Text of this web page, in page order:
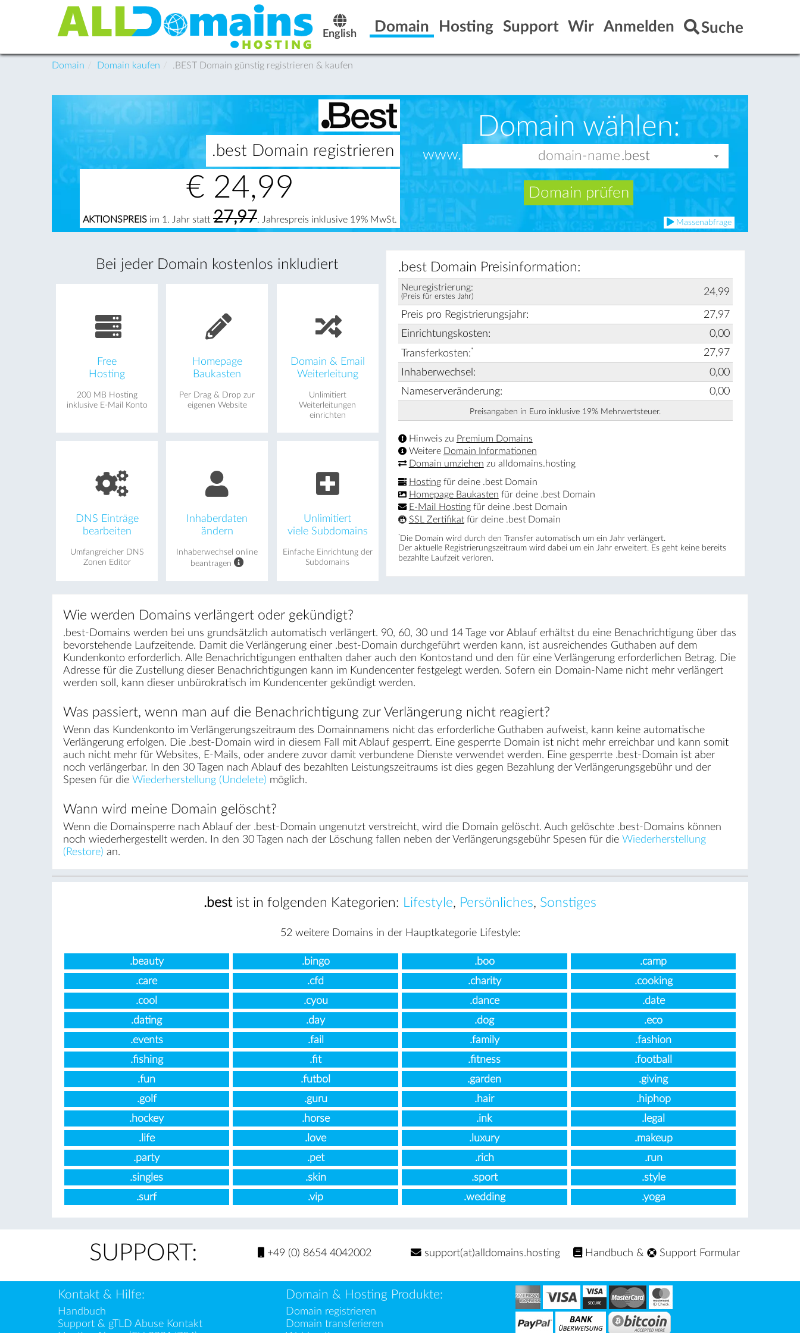
English Domain Hosting Support Wir Anmelden Suche
Domain Domain kaufen .BEST Domain günstig registrieren & kaufen
.best Domain registrieren
€ 24,99
AKTIONSPREIS im 1. Jahr statt 27,97. Jahrespreis inklusive 19% MwSt.
Domain wählen:
www.
Domain prüfen
Massenabfrage
Bei jeder Domain kostenlos inkludiert
Free
Hosting
200 MB Hosting
inklusive E-Mail Konto
Homepage
Baukasten
Per Drag & Drop zur
eigenen Website
Domain & Email
Weiterleitung
Unlimitiert
Weiterleitungen
einrichten
DNS Einträge
bearbeiten
Umfangreicher DNS
Zonen Editor
Inhaberdaten
ändern
Inhaberwechsel online
beantragen
Unlimitiert
viele Subdomains
Einfache Einrichtung der
Subdomains
.best Domain Preisinformation:
Neuregistrierung:
(Preis für erstes Jahr) 24,99
Preis pro Registrierungsjahr:
27,97
Einrichtungskosten:
0,00
Transferkosten:*
27,97
Inhaberwechsel:
0,00
Nameserveränderung:
0,00
Preisangaben in Euro inklusive 19% Mehrwertsteuer.
Hinweis zu Premium Domains
Weitere Domain Informationen
Domain umziehen zu alldomains.hosting
Hostingfür deine .best Domain
Homepage Baukasten für deine .best Domain
E-Mail Hostingfür deine .best Domain
SSL Zertifikatfür deine .best Domain
* Die Domain wird durch den Transfer automatisch um ein Jahr verlängert.
Der aktuelle Registrierungs­zeitraum wird dabei um ein Jahr erweitert. Es geht keine bereits
bezahlte Laufzeit verloren.
Wie werden Domains verlängert oder gekündigt?
.best-Domains werden bei uns grundsätzlich automatisch verlängert. 90, 60, 30 und 14 Tage vor Ablauf erhältst du eine Benachrichtigung über das
bevorstehende Laufzeitende. Damit die Verlängerung einer .best-Domain durchgeführt werden kann, ist ausreichendes Guthaben auf dem
Kundenkonto erforderlich. Alle Benachrichtigungen enthalten daher auch den Kontostand und den für eine Verlängerung erforderlichen Betrag. Die
Adresse für die Zustellung dieser Benachrichtigungen kann im Kundencenter festgelegt werden. Sofern ein Domain-Name nicht mehr verlängert
werden soll, kann dieser unbürokratisch im Kundencenter gekündigt werden.
Was passiert, wenn man auf die Benachrichtigung zur Verlängerung nicht reagiert?
Wenn das Kundenkonto im Verlängerungszeitraum des Domainnamens nicht das erforderliche Guthaben aufweist, kann keine automatische
Verlängerung erfolgen. Die .best-Domain wird in diesem Fall mit Ablauf gesperrt. Eine gesperrte Domain ist nicht mehr erreichbar und kann somit
auch nicht mehr für Websites, E-Mails, oder andere zuvor damit verbundene Dienste verwendet werden. Eine gesperrte .best-Domain ist aber
noch verlängerbar. In den 30 Tagen nach Ablauf des bezahlten Leistungszeitraums ist dies gegen Bezahlung der Verlängerungsgebühr und der
Spesen für die Wiederherstellung (Undelete) möglich.
Wann wird meine Domain gelöscht?
Wenn die Domainsperre nach Ablauf der .best-Domain ungenutzt verstreicht, wird die Domain gelöscht. Auch gelöschte .best-Domains können
noch wiederhergestellt werden. In den 30 Tagen nach der Löschung fallen neben der Verlängerungsgebühr Spesen für die Wiederherstellung
(Restore) an.
.bestist in folgenden Kategorien: Lifestyle, Persönliches, Sonstiges
52 weitere Domains in der Hauptkategorie Lifestyle:
.beauty .bingo .boo
.camp
.care
.cfd .charity
.cooking
.cool
.cyou .dance
.date
.dating
.day .dog
.eco
.events
.fail .family
.fashion
.fishing
.fit .fitness
.football
.fun
.futbol .garden
.giving
.golf
.guru .hair
.hiphop
.hockey
.horse .ink
.legal
.life
.love .luxury
.makeup
.party
.pet .rich
.run
.singles
.skin .sport
.style
.surf
.vip .wedding .yoga
SUPPORT: +49 (0) 8654 4042002 support(at)alldomains.hosting Handbuch & Support Formular
Kontakt & Hilfe:
Handbuch
Support & gTLD Abuse Kontakt
Domain & Hosting Produkte:
Domain registrieren
Domain transferieren